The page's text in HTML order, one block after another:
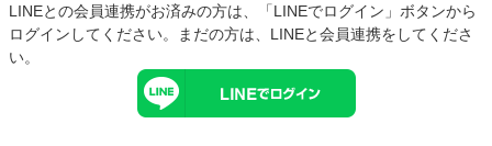
LINEとの会員連携がお済みの方は、「LINEでログイン」ボタンから
ログインしてください。まだの方は、 LINEと会員連携をしてくださ
い。